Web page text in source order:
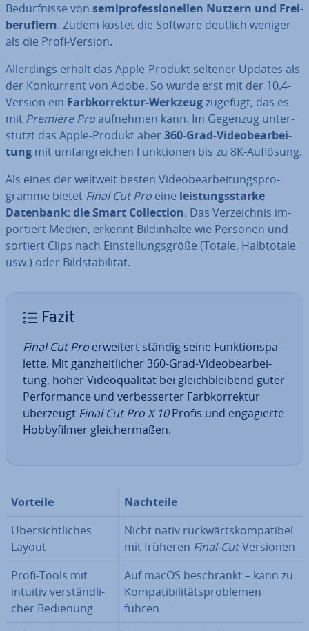
Be­dürf­nis­se von se­mi­pro­fes­sio­nel­len Nutzern und Frei­
be­ruf­lern. Zudem kostet die Software deutlich weniger
als die Profi-Version.
Al­ler­dings erhält das Apple-Produkt seltener Updates als
der Kon­kur­rent von Adobe. So wurde erst mit der 10.4-
Version ein Farb­kor­rek­tur-Werkzeugzugefügt, das es
mit Premiere Proaufnehmen kann. Im Gegenzug un­ter­
stützt das Apple-Produkt aber 360-Grad-Vi­deo­be­ar­bei­
tung mit um­fang­rei­chen Funk­tio­nen bis zu 8K-Auflösung.
Als eines der weltweit besten Vi­deo­be­ar­bei­tungs­pro­
gram­me bietet Final Cut Pro eine leis­tungs­star­ke
Datenbank: die Smart Coll­ec­tion. Das Ver­zeich­nis im­
por­tiert Medien, erkennt Bild­in­hal­te wie Personen und
sortiert Clips nach Ein­stel­lungs­grö­ße (Totale, Halb­to­ta­le
usw.) oder Bild­sta­bi­li­tät.
Fazit
Final Cut Pro erweitert ständig seine Funk­ti­ons­pa­
let­te. Mit ganz­heit­li­cher 360-Grad-Vi­deo­be­ar­bei­
tung, hoher Vi­deo­qua­li­tät bei gleich­blei­bend guter
Per­for­mance und ver­bes­ser­ter Farb­kor­rek­tur
überzeugt Final Cut Pro X 10Profis und en­ga­gier­te
Hob­by­fil­mer glei­cher­ma­ßen.
Vorteile
Nachteile
Über­sicht­li­ches
Layout
Nicht nativ rück­wärts­kom­pa­ti­bel
mit früheren Final-Cut-Versionen
Profi-Tools mit
intuitiv ver­ständ­li­
cher Bedienung
Auf macOS be­schränkt – kann zu
Kom­pa­ti­bi­li­täts­pro­ble­men
führen